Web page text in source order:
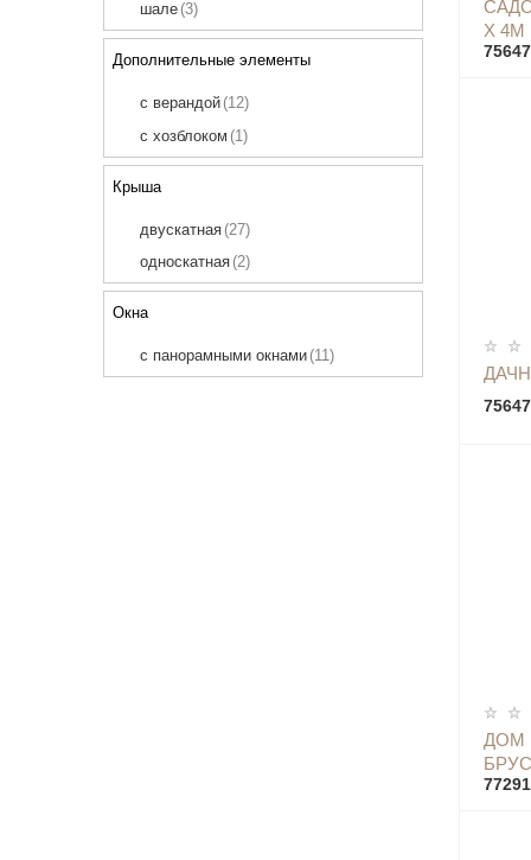
7 х 9(2)
шале (3)
Дополнительные элементы
с верандой (12)
с хозблоком (1)
Крыша
двускатная (27)
односкатная (2)
Окна
с панорамными окнами (11)
Х 4М
ДОМ